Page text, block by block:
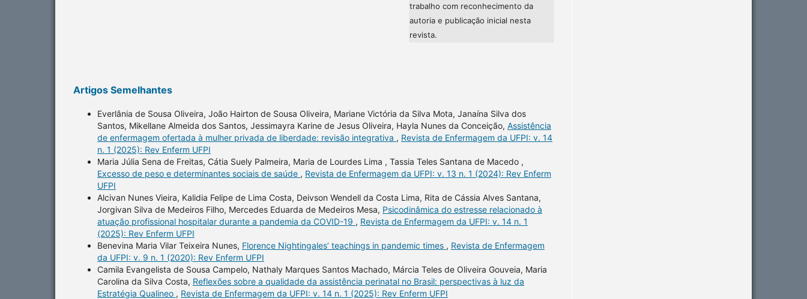
trabalho com reconhecimento da
autoria e publicação inicial nesta
revista.
Artigos Semelhantes
Everlânia de Sousa Oliveira, João Hairton de Sousa Oliveira, Mariane Victória da Silva Mota, Janaína Silva dos
Santos, Mikellane Almeida dos Santos, Jessimayra Karine de Jesus Oliveira, Hayla Nunes da Conceição, Assistência
de enfermagem ofertada à mulher privada de liberdade: revisão integrativa , Revista de Enfermagem da UFPI: v. 14
n. 1 (2025): Rev Enferm UFPI
Maria Júlia Sena de Freitas, Cátia Suely Palmeira, Maria de Lourdes Lima , Tassia Teles Santana de Macedo ,
Excesso de peso e determinantes sociais de saúde , Revista de Enfermagem da UFPI: v. 13 n. 1 (2024): Rev Enferm
UFPI
Alcivan Nunes Vieira, Kalidia Felipe de Lima Costa, Deivson Wendell da Costa Lima, Rita de Cássia Alves Santana,
Jorgivan Silva de Medeiros Filho, Mercedes Eduarda de Medeiros Mesa, Psicodinâmica do estresse relacionado à
atuação profissional hospitalar durante a pandemia da COVID-19 , Revista de Enfermagem da UFPI: v. 14 n. 1
(2025): Rev Enferm UFPI
Benevina Maria Vilar Teixeira Nunes, Florence Nightingales’ teachings in pandemic times , Revista de Enfermagem
da UFPI: v. 9 n. 1 (2020): Rev Enferm UFPI
Camila Evangelista de Sousa Campelo, Nathaly Marques Santos Machado, Márcia Teles de Oliveira Gouveia, Maria
Carolina da Silva Costa, Reflexões sobre a qualidade da assistência perinatal no Brasil: perspectivas à luz da
Estratégia Qualineo , Revista de Enfermagem da UFPI: v. 14 n. 1 (2025): Rev Enferm UFPI